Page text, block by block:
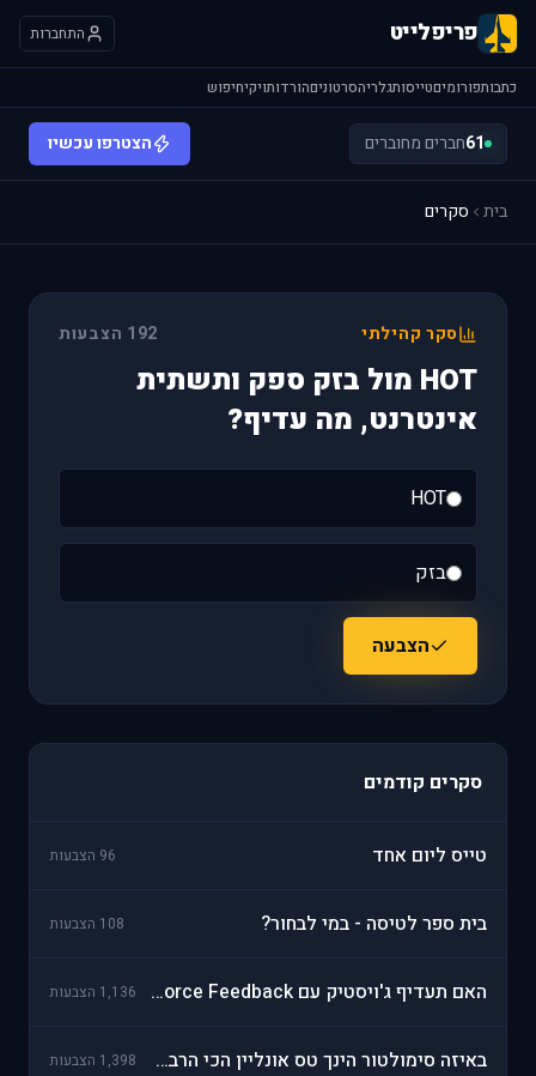
פריפלייט התחברות
כתבותפורומיםטייסותגלריהסרטוניםהורדותויקיחיפוש
61חברים מחוברים הצטרפו עכשיו
בית סקרים
סקר קהילתי 192 הצבעות
HOT מול בזק ספק ותשתית
אינטרנט, מה עדיף?
HOT
בזק
הצבעה
סקרים קודמים
טייס ליום אחד 96 הצבעות
בית ספר לטיסה - במי לבחור? 108 הצבעות
האם תעדיף ג'ויסטיק עם Force Feedback? 1,136 הצבעות
באיזה סימולטור הינך טס אונליין הכי הרבה? 1,398 הצבעות